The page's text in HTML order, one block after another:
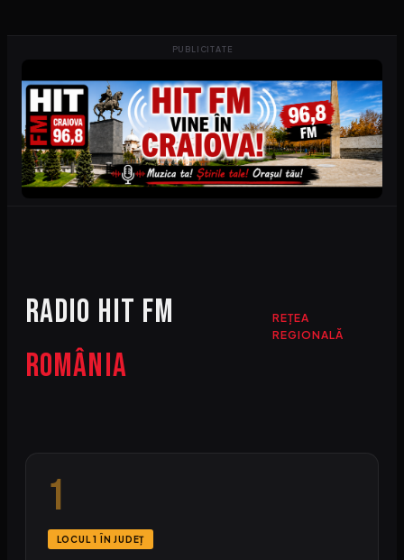
PUBLICITATE
Radio HIT FM
România
REȚEA
REGIONALĂ
1
LOCUL 1 ÎN JUDEȚ